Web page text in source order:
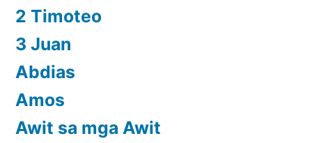
2 Timoteo
3 Juan
Abdias
Amos
Awit sa mga Awit